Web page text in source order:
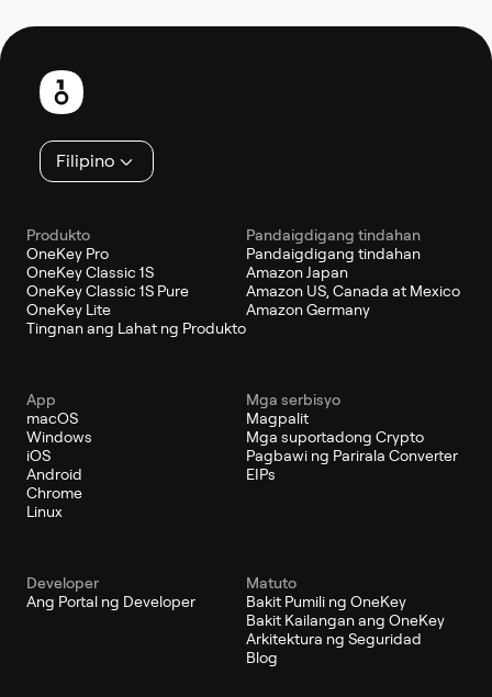
Footer
Filipino
Produkto
OneKey Pro
OneKey Classic 1S
OneKey Classic 1S Pure
OneKey Lite
Tingnan ang Lahat ng Produkto
Pandaigdigang tindahan
Pandaigdigang tindahan
Amazon Japan
Amazon US, Canada at Mexico
Amazon Germany
App
macOS
Windows
iOS
Android
Chrome
Linux
Mga serbisyo
Magpalit
Mga suportadong Crypto
Pagbawi ng Parirala Converter
EIPs
Developer
Ang Portal ng Developer
Matuto
Bakit Pumili ng OneKey
Bakit Kailangan ang OneKey
Arkitektura ng Seguridad
Blog